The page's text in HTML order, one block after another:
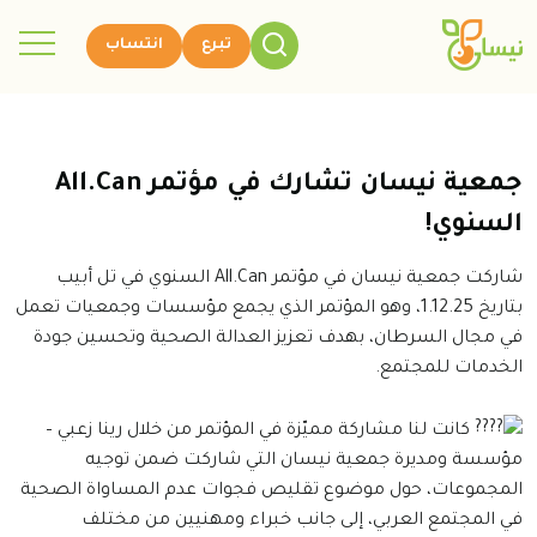
تبرع انتساب
جمعية نيسان تشارك في مؤتمر All.Can
السنوي!
شاركت جمعية نيسان في مؤتمر All.Can السنوي في تل أبيب
بتاريخ 1.12.25، وهو المؤتمر الذي يجمع مؤسسات وجمعيات تعمل
في مجال السرطان، بهدف تعزيز العدالة الصحية وتحسين جودة
الخدمات للمجتمع.
كانت لنا مشاركة مميّزة في المؤتمر من خلال رينا زعبي –
مؤسسة ومديرة جمعية نيسان التي شاركت ضمن توجيه
المجموعات، حول موضوع تقليص فجوات عدم المساواة الصحية
في المجتمع العربي، إلى جانب خبراء ومهنيين من مختلف